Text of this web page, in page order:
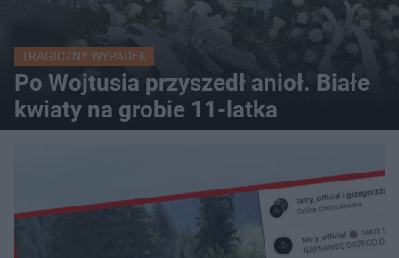
TRAGICZNY WYPADEK
Po Wojtusia przyszedł anioł. Białe
kwiaty na grobie 11-latka